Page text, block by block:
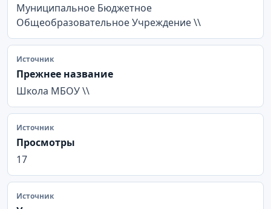
Муниципальное Бюджетное
Общеобразовательное Учреждение \\
Источник
Прежнее название
Школа МБОУ \\
Источник
Просмотры
17
Источник